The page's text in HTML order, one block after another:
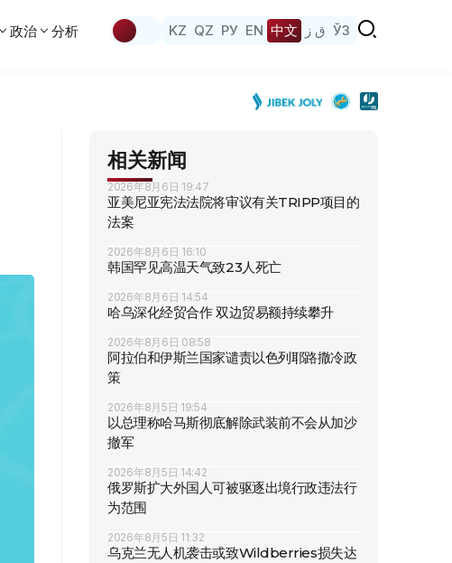
政治 分析 KZ QZ РУ EN 中文 ق ز ЎЗ
相关新闻
2026年8月6日 19:47
亚美尼亚宪法法院将审议有关TRIPP项目的
法案
2026年8月6日 16:10
韩国罕见高温天气致23人死亡
2026年8月6日 14:54
哈乌深化经贸合作 双边贸易额持续攀升
2026年8月6日 08:58
阿拉伯和伊斯兰国家谴责以色列耶路撒冷政
策
2026年8月5日 19:54
以总理称哈马斯彻底解除武装前不会从加沙
撤军
2026年8月5日 14:42
俄罗斯扩大外国人可被驱逐出境行政违法行
为范围
2026年8月5日 11:32
乌克兰无人机袭击或致Wildberries损失达